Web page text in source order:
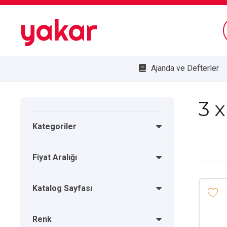
yakar
Ajanda ve Defterler
Kategoriler
Fiyat Aralığı
Katalog Sayfası
Renk
3